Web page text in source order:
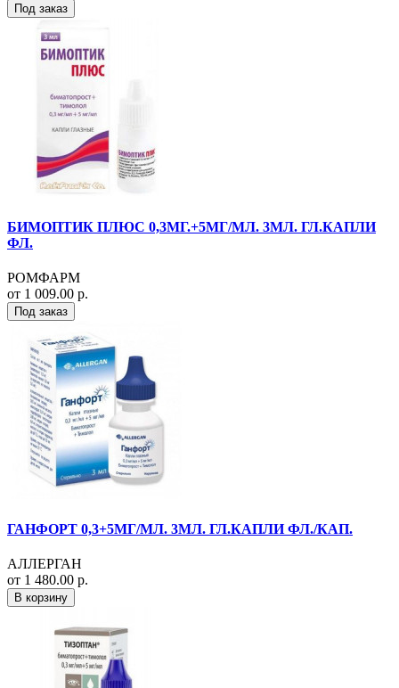
Под заказ
БИМОПТИК ПЛЮС 0,3МГ.+5МГ/МЛ. 3МЛ. ГЛ.КАПЛИ
ФЛ.
РОМФАРМ
от 1 009.00 р.
Под заказ
ГАНФОРТ 0,3+5МГ/МЛ. 3МЛ. ГЛ.КАПЛИ ФЛ./КАП.
АЛЛЕРГАН
от 1 480.00 р.
В корзину